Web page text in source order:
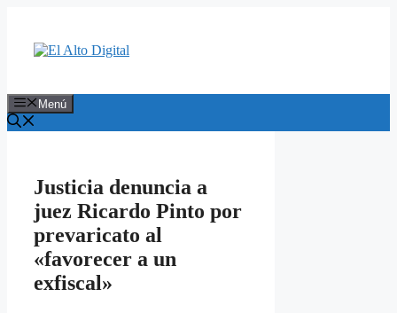
contenido
Menú
Justicia denuncia a
juez Ricardo Pinto por
prevaricato al
«favorecer a un
exfiscal»